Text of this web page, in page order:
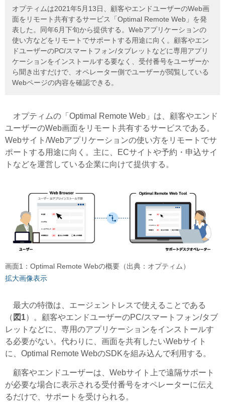
オプティムは2021年5月13日、顧客やエンドユーザーのWeb画
面をリモート共有するサービス「Optimal Remote Web」を発
表した。同年6月下旬から提供する。Webアプリケーションの
使い方などをリモートでサポートする用途に向く。顧客やエン
ドユーザーのPC/スマートフォン/タブレットなどに専用アプリ
ケーションをインストールする要なく、受付番号をユーザーか
ら聞き出すだけで、オペレーター側でユーザーが閲覧している
Webページの内容を確認できる。
オプティムの「Optimal Remote Web」は、顧客やエンド
ユーザーのWeb画面をリモート共有するサービスである。
Webサイト/Webアプリケーションの使い方をリモートでサ
ポートする用途に向く。主に、ECサイトや予約・申込サイ
トなどを運営している企業に向けて提供する。
画面1：Optimal Remote Webの概要（出典：オプティム）
拡大画像表示
最大の特徴は、エージェントレスで使えることである
（ 図1）。顧客やエンドユーザーのPC/スマートフォン/タブ
レットなどに、専用のアプリケーションをインストールす
る必要がない。代わりに、画面を共有したいWebサイト
に、Optimal Remote WebのSDKを組み込んで利用する。
顧客やエンドユーザーは、Webサイト上で遠隔サポート
が必要な場合に表示される受付番号をオペレーターに伝え
るだけで、サポートを受けられる。